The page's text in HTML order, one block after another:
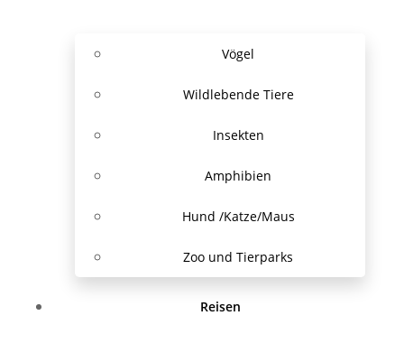
Vögel
Wildlebende Tiere
Insekten
Amphibien
Hund /Katze/Maus
Zoo und Tierparks
Reisen